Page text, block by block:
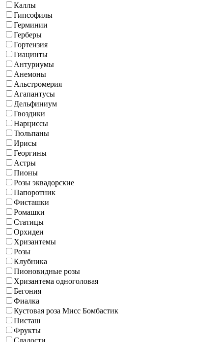
Каллы
Гипсофилы
Герминии
Герберы
Гортензия
Гиацинты
Антуриумы
Анемоны
Альстромерия
Агапантусы
Дельфиниум
Гвоздики
Нарциссы
Тюльпаны
Ирисы
Георгины
Астры
Пионы
Розы эквадорские
Папоротник
Фисташки
Ромашки
Статицы
Орхидеи
Хризантемы
Розы
Клубника
Пионовидные розы
Хризантема одноголовая
Бегония
Фиалка
Кустовая роза Мисс Бомбастик
Писташ
Фрукты
Сладости